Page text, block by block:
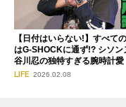
【日付はいらない!】すべて
はG-SHOCKに通ず!? シソン
谷川忍の独特すぎる腕時計愛
LIFE 2026.02.08